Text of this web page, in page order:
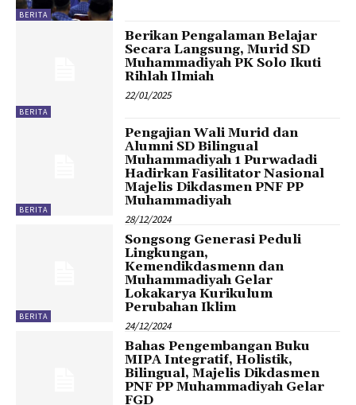
BERITA
BERITA
Berikan Pengalaman Belajar
Secara Langsung, Murid SD
Muhammadiyah PK Solo Ikuti
Rihlah Ilmiah
22/01/2025
BERITA
Pengajian Wali Murid dan
Alumni SD Bilingual
Muhammadiyah 1 Purwadadi
Hadirkan Fasilitator Nasional
Majelis Dikdasmen PNF PP
Muhammadiyah
28/12/2024
BERITA
Songsong Generasi Peduli
Lingkungan,
Kemendikdasmenn dan
Muhammadiyah Gelar
Lokakarya Kurikulum
Perubahan Iklim
24/12/2024
Bahas Pengembangan Buku
MIPA Integratif, Holistik,
Bilingual, Majelis Dikdasmen
PNF PP Muhammadiyah Gelar
FGD